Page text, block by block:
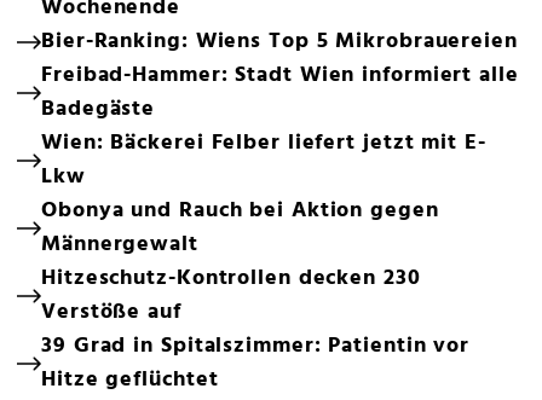
Wochenende
Bier-Ranking: Wiens Top 5 Mikrobrauereien
Freibad-Hammer: Stadt Wien informiert alle
Badegäste
Wien: Bäckerei Felber liefert jetzt mit E-
Lkw
Obonya und Rauch bei Aktion gegen
Männergewalt
Hitzeschutz-Kontrollen decken 230
Verstöße auf
39 Grad in Spitalszimmer: Patientin vor
Hitze geflüchtet